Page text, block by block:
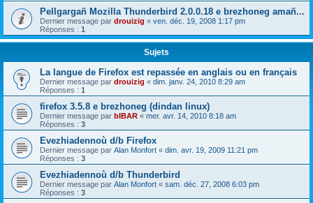
Pellgargañ Mozilla Thunderbird 2.0.0.18 e brezhoneg amañ...
Dernier message par drouizig « ven. déc. 19, 2008 1:17 pm
Réponses : 1
Sujets
La langue de Firefox est repassée en anglais ou en français
Dernier message par drouizig « dim. janv. 24, 2010 8:29 am
Réponses : 1
firefox 3.5.8 e brezhoneg (dindan linux)
Dernier message par bIBAR « mer. avr. 14, 2010 8:18 am
Réponses : 3
Evezhiadennoù d/b Firefox
Dernier message par Alan Monfort « dim. avr. 19, 2009 11:21 pm
Réponses : 3
Evezhiadennoù d/b Thunderbird
Dernier message par Alan Monfort « sam. déc. 27, 2008 6:03 pm
Réponses : 3